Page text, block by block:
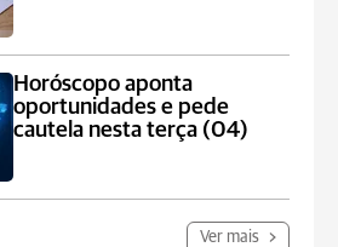
Horóscopo aponta
oportunidades e pede
cautela nesta terça (04)
Ver mais